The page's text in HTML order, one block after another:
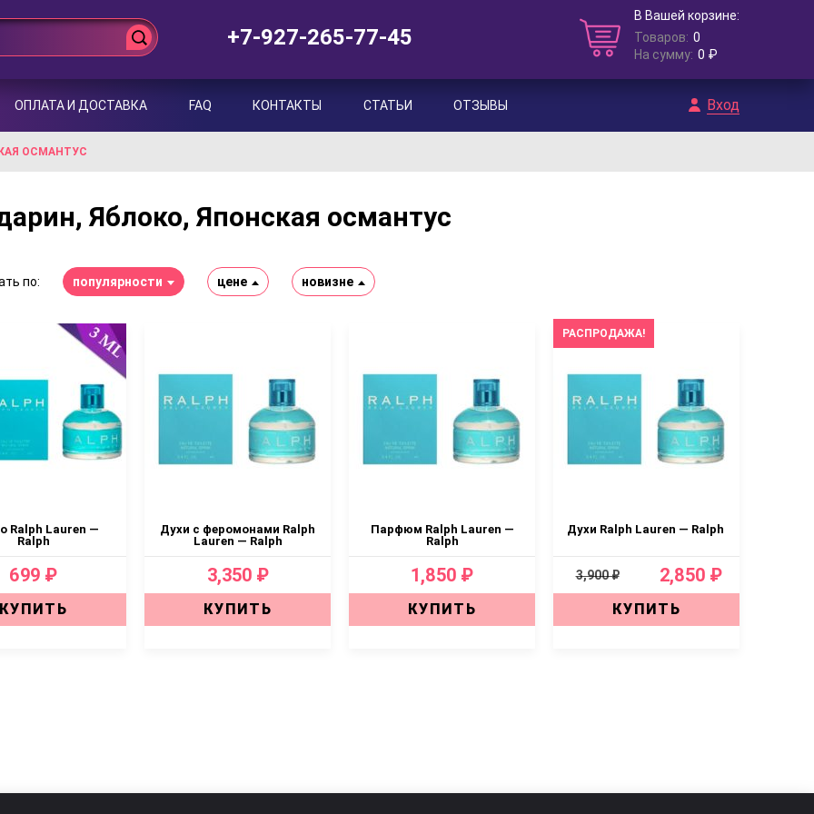
+7-927-265-77-45
В Вашей корзине:
Товаров: 0
На сумму: 0 ₽
ОПЛАТА И ДОСТАВКА FAQ КОНТАКТЫ СТАТЬИ ОТЗЫВЫ Вход
ОСМАНТУС
Яблоко, Японская османтус
по: популярности цене новизне
Ralph Lauren —
Ralph
699 ₽
КУПИТЬ
Духи с феромонами Ralph
Lauren — Ralph
3,350 ₽
КУПИТЬ
Парфюм Ralph Lauren —
Ralph
1,850 ₽
КУПИТЬ
РАСПРОДАЖА!
Духи Ralph Lauren — Ralph
3,900 ₽ 2,850 ₽
КУПИТЬ